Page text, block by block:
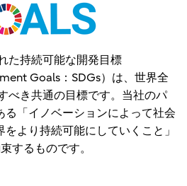
た持続可能な開発目標
Goals：SDGs）は、世界全
べき共通の目標です。当社のパ
る「イノベーションによって社会
より持続可能にしていくこと」
するものです。